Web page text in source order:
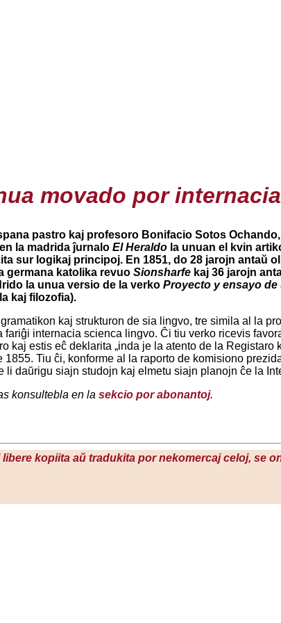
movado por
pastro kaj profesoro Bonifacio Sotos
la madrida ĵurnalo El Heraldola unuan el kvin
sur logikaj principoj. En 1851, do 28 jarojn antaŭ
germana katolika revuo Sionsharfekaj 36 jarojn
la unua versio de la verko Proyecto y ensayo
kaj filozofia).
kaj strukturon de sia lingvo, tre simila al la
fariĝi internacia scienca lingvo. Ĉi tiu verko ricevis
kaj estis eĉ deklarita „inda je la atento de la Registaro
1855. Tiu ĉi, konforme al la raporto de komisiono
li daŭrigu siajn studojn kaj elmetu siajn planojn ĉe la
konsultebla en la sekcio por abonantoj.
kopiita aŭ tradukita por nekomercaj celoj, se